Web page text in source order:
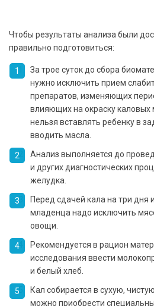
Чтобы результаты анализа были
правильно подготовиться:
За трое суток до сбора
нужно исключить прием
препаратов, изменяющих
влияющих на окраску каловых
нельзя вставлять ребенку в
вводить масла.
Анализ выполняется до
и других диагностических
желудка.
Перед сдачей кала на три дня
младенца надо исключить
овощи.
Рекомендуется в рацион
исследования ввести
и белый хлеб.
Кал собирается в сухую,
можно приобрести